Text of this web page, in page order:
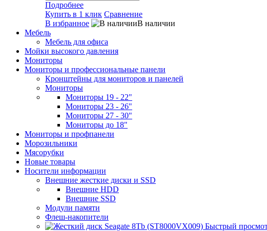
Подробнее
Купить в 1 клик Сравнение
В избранное
В наличии
Мебель
Мебель для офиса
Мойки высокого давления
Мониторы
Мониторы и профессиональные панели
Кронштейны для мониторов и панелей
Мониторы
Мониторы 19 - 22"
Мониторы 23 - 26"
Мониторы 27 - 30"
Мониторы до 18"
Мониторы и профпанели
Морозильники
Мясорубки
Новые товары
Носители информации
Внешние жесткие диски и SSD
Внешние HDD
Внешние SSD
Модули памяти
Флеш-накопители
Быстрый